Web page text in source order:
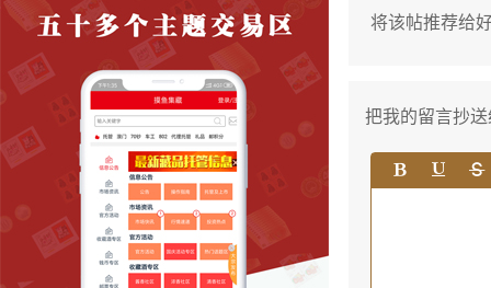
将该帖推荐给
把我的留言抄送